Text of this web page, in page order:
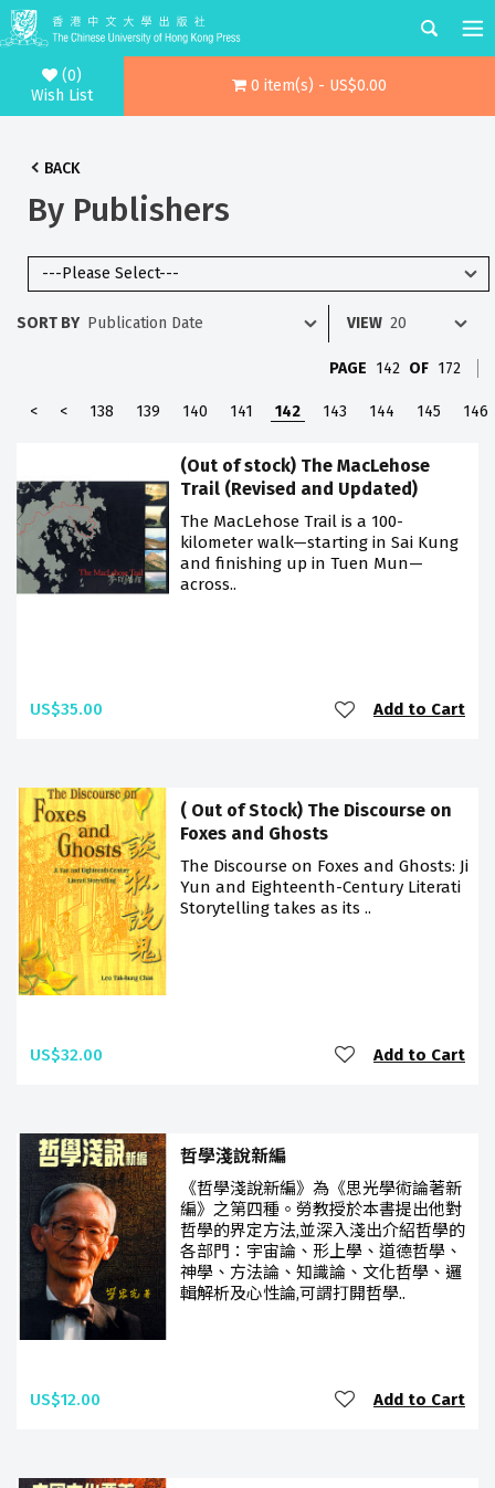
(0)
Wish List
0 item(s) - US$0.00
BACK
By Publishers
SORT BY VIEW
PAGE 142 OF 172
< < 138 139 140 141 142 143 144 145 146
(Out of stock) The MacLehose
Trail (Revised and Updated)
The MacLehose Trail is a 100-
kilometer walk—starting in Sai Kung
and finishing up in Tuen Mun—
across..
US$35.00 Add to Cart
( Out of Stock) The Discourse on
Foxes and Ghosts
The Discourse on Foxes and Ghosts: Ji
Yun and Eighteenth-Century Literati
Storytelling takes as its ..
US$32.00 Add to Cart
哲學淺說新編
《哲學淺說新編》為《思光學術論著新
編》之第四種。勞教授於本書提出他對
哲學的界定方法,並深入淺出介紹哲學的
各部門：宇宙論、形上學、道德哲學、
神學、方法論、知識論、文化哲學、邏
輯解析及心性論,可謂打開哲學..
US$12.00 Add to Cart